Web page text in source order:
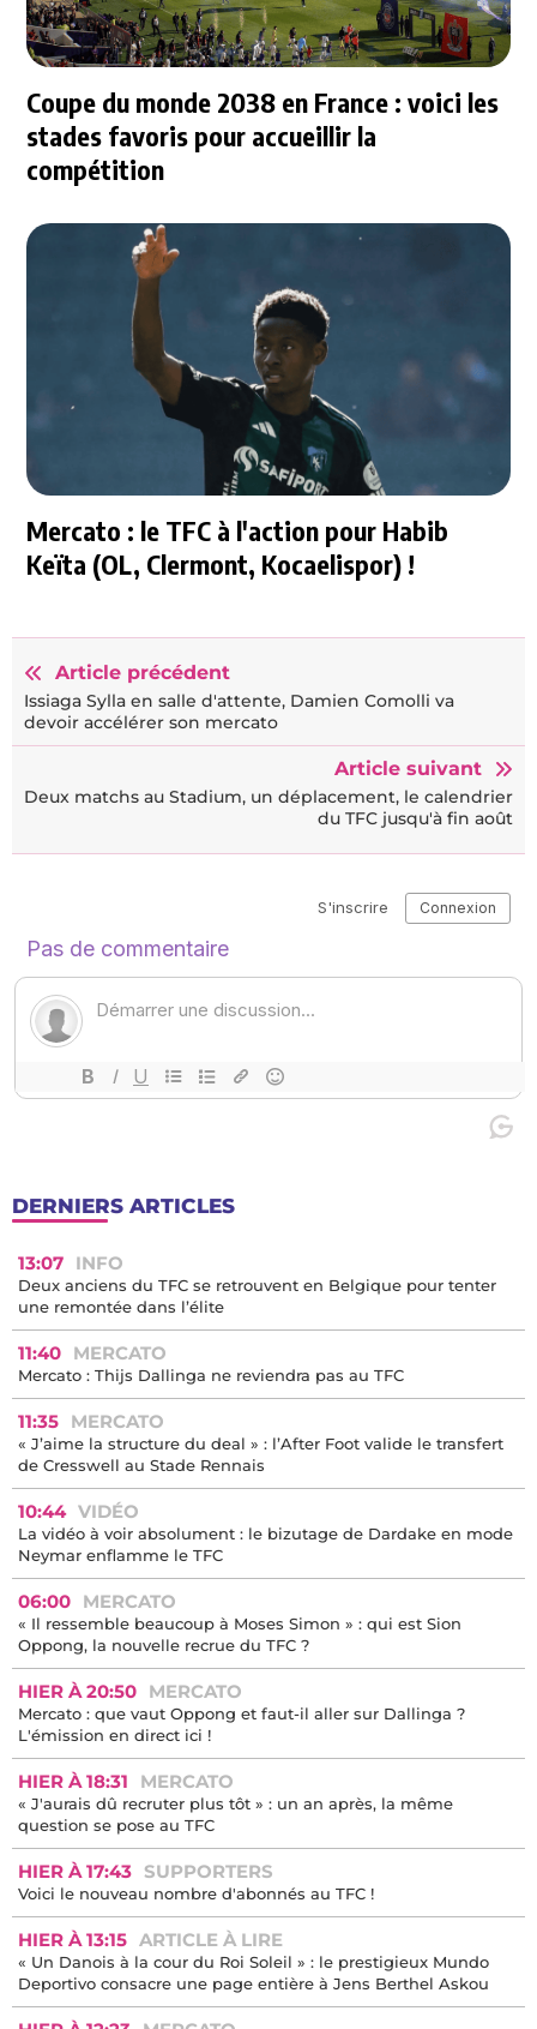
Coupe du monde 2038 en France : voici les
stades favoris pour accueillir la
compétition
Mercato : le TFC à l'action pour Habib
Keïta (OL, Clermont, Kocaelispor) !
Article précédent
Issiaga Sylla en salle d'attente, Damien Comolli va
devoir accélérer son mercato
Article suivant
Deux matchs au Stadium, un déplacement, le calendrier
du TFC jusqu'à fin août
DERNIERS ARTICLES
13:07 INFO
Deux anciens du TFC se retrouvent en Belgique pour tenter
une remontée dans l’élite
11:40 MERCATO
Mercato : Thijs Dallinga ne reviendra pas au TFC
11:35 MERCATO
« J’aime la structure du deal » : l’After Foot valide le transfert
de Cresswell au Stade Rennais
10:44 VIDÉO
La vidéo à voir absolument : le bizutage de Dardake en mode
Neymar enflamme le TFC
06:00 MERCATO
« Il ressemble beaucoup à Moses Simon » : qui est Sion
Oppong, la nouvelle recrue du TFC ?
HIER À 20:50 MERCATO
Mercato : que vaut Oppong et faut-il aller sur Dallinga ?
L'émission en direct ici !
HIER À 18:31 MERCATO
« J'aurais dû recruter plus tôt » : un an après, la même
question se pose au TFC
HIER À 17:43 SUPPORTERS
Voici le nouveau nombre d'abonnés au TFC !
HIER À 13:15 ARTICLE À LIRE
« Un Danois à la cour du Roi Soleil » : le prestigieux Mundo
Deportivo consacre une page entière à Jens Berthel Askou